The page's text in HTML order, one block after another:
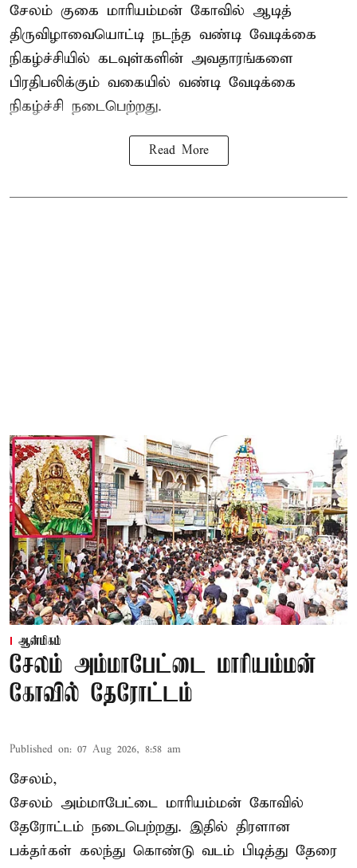
சேலம் குகை மாரியம்மன் கோவில் ஆடித்
திருவிழாவையொட்டி நடந்த வண்டி வேடிக்கை
நிகழ்ச்சியில் கடவுள்களின் அவதாரங்களை
பிரதிபலிக்கும் வகையில் வண்டி வேடிக்கை
நிகழ்ச்சி நடைபெற்றது.
Read More
ஆன்மிகம்
சேலம் அம்மாபேட்டை மாரியம்மன்
கோவில் தேரோட்டம்
Published on: 07 Aug 2026, 8:58 am
சேலம்,
சேலம் அம்மாபேட்டை மாரியம்மன் கோவில்
தேரோட்டம் நடைபெற்றது. இதில் திரளான
பக்தர்கள் கலந்து கொண்டு வடம் பிடித்து தேரை